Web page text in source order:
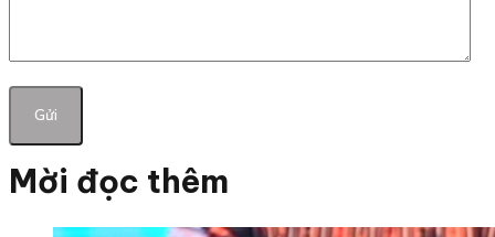
Mời đọc thêm